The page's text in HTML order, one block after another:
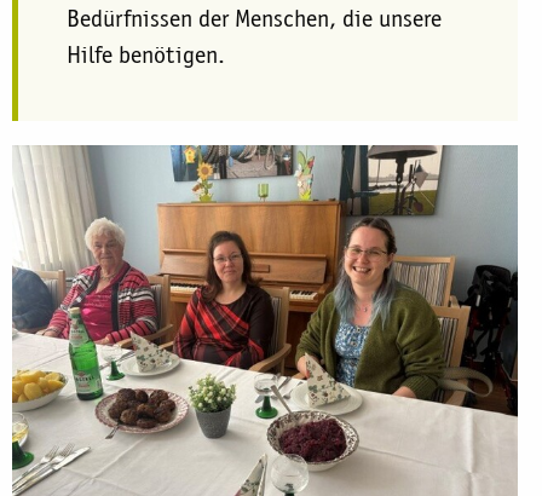
Bedürfnissen der Menschen, die unsere
Hilfe benötigen.